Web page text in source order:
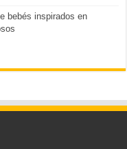
bebés inspirados en